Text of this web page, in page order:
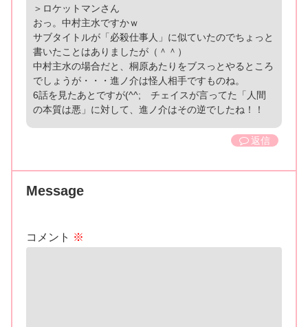
＞ロケットマンさん
おっ。中村主水ですかｗ
サブタイトルが「必殺仕事人」に似ていたのでちょっと
書いたことはありましたが（＾＾）
中村主水の場合だと、桐原あたりをブスっとやるところ
でしょうが・・・進ノ介は怪人相手ですものね。
6話を見たあとですが(^^; チェイスが言ってた「人間
の本質は悪」に対して、進ノ介はその逆でしたね！！
返信
Message
コメント ※